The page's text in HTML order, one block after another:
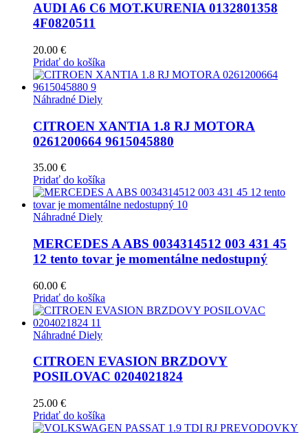
AUDI A6 C6 MOT.KURENIA 0132801358
4F0820511
20.00 €
Pridať do košíka
Náhradné Diely
CITROEN XANTIA 1.8 RJ MOTORA
0261200664 9615045880
35.00 €
Pridať do košíka
Náhradné Diely
MERCEDES A ABS 0034314512 003 431 45
12 tento tovar je momentálne nedostupný
60.00 €
Pridať do košíka
Náhradné Diely
CITROEN EVASION BRZDOVY
POSILOVAC 0204021824
25.00 €
Pridať do košíka